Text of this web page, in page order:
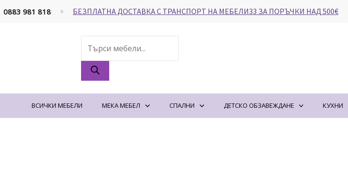
0883 981 818 БЕЗПЛАТНА ДОСТАВКА С ТРАНСПОРТ НА МЕБЕЛИ33 ЗА ПОРЪЧКИ НАД 500€
search
ВСИЧКИ МЕБЕЛИ МЕКА МЕБЕЛ СПАЛНИ ДЕТСКО ОБЗАВЕЖДАНЕ КУХНИ